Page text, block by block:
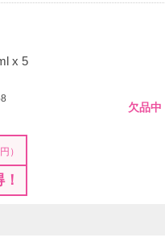
x 5
）
欠品中